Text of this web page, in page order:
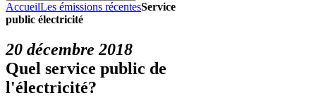
AccueilLes émissions récentesService
public électricité
20 décembre 2018
Quel service public de
l'électricité?